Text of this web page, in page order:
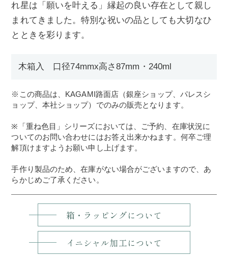
れ星は「願いを叶える」縁起の良い存在として親し
まれてきました。特別な祝いの品としても大切なひ
とときを彩ります。
木箱入 口径74mmx高さ87mm・240ml
※この商品は、KAGAMI路面店（銀座ショップ、パレスシ
ョップ、本社ショップ）でのみの販売となります。
※「重ね色目」シリーズにおいては、ご予約、在庫状況に
ついてのお問い合わせにはお答え出来かねます。何卒ご理
解頂けますようお願い申し上げます。
手作り製品のため、在庫がない場合がございますので、あ
らかじめご了承ください。
箱・ラッピングについて
イニシャル加工について